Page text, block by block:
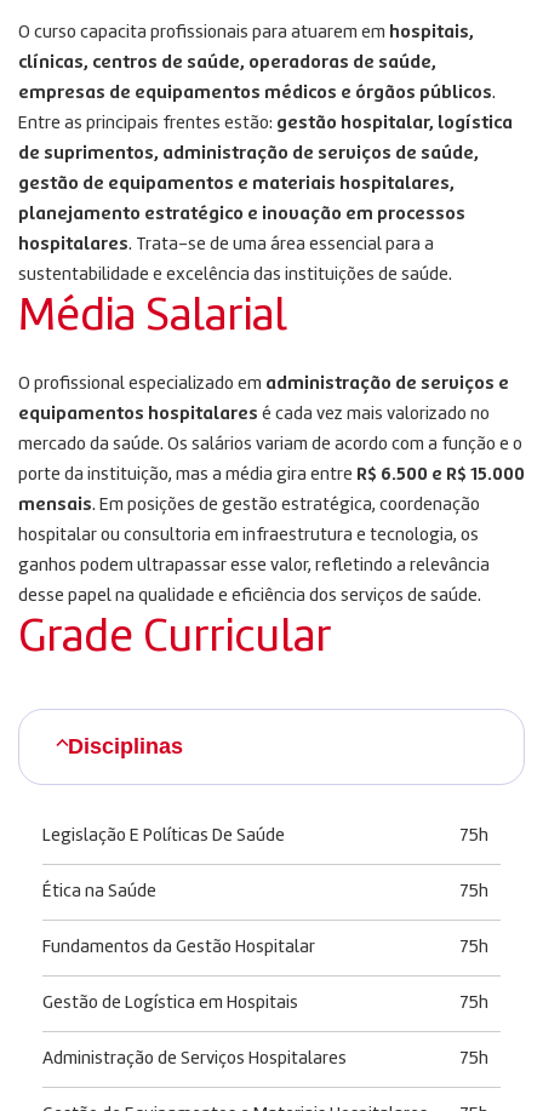
O curso capacita profissionais para atuarem em hospitais,
clínicas, centros de saúde, operadoras de saúde,
empresas de equipamentos médicos e órgãos públicos.
Entre as principais frentes estão: gestão hospitalar, logística
de suprimentos, administração de serviços de saúde,
gestão de equipamentos e materiais hospitalares,
planejamento estratégico e inovação em processos
hospitalares. Trata-se de uma área essencial para a
sustentabilidade e excelência das instituições de saúde.
Média Salarial
O profissional especializado em administração de serviços e
equipamentos hospitalares é cada vez mais valorizado no
mercado da saúde. Os salários variam de acordo com a função e o
porte da instituição, mas a média gira entre R$ 6.500 e R$ 15.000
mensais. Em posições de gestão estratégica, coordenação
hospitalar ou consultoria em infraestrutura e tecnologia, os
ganhos podem ultrapassar esse valor, refletindo a relevância
desse papel na qualidade e eficiência dos serviços de saúde.
Grade Curricular
Disciplinas
Legislação E Políticas De Saúde 75h
Ética na Saúde 75h
Fundamentos da Gestão Hospitalar 75h
Gestão de Logística em Hospitais 75h
Administração de Serviços Hospitalares 75h